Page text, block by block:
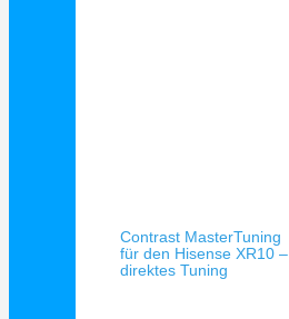
Contrast MasterTuning
für den Hisense XR10 –
direktes Tuning